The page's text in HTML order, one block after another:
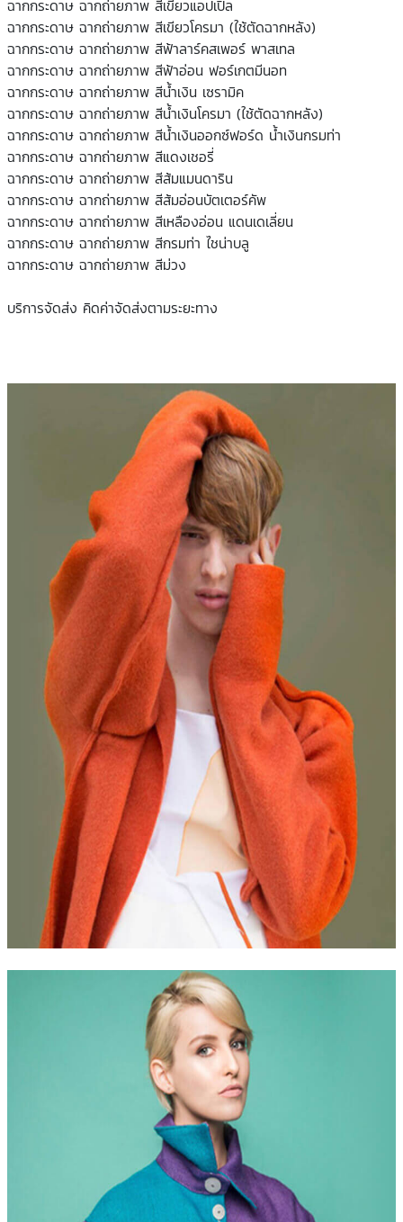
ฉากกระดาษ ฉากถ่ายภาพ สีเขียวแอปเปิ้ล
ฉากกระดาษ ฉากถ่ายภาพ สีเขียวโครมา (ใช้ตัดฉากหลัง)
ฉากกระดาษ ฉากถ่ายภาพ สีฟ้าลาร์คสเพอร์ พาสเทล
ฉากกระดาษ ฉากถ่ายภาพ สีฟ้าอ่อน ฟอร์เกตมีนอท
ฉากกระดาษ ฉากถ่ายภาพ สีน้ำเงิน เซรามิค
ฉากกระดาษ ฉากถ่ายภาพ สีน้ำเงินโครมา (ใช้ตัดฉากหลัง)
ฉากกระดาษ ฉากถ่ายภาพ สีน้ำเงินออกซ์ฟอร์ด น้ำเงินกรมท่า
ฉากกระดาษ ฉากถ่ายภาพ สีแดงเชอรี่
ฉากกระดาษ ฉากถ่ายภาพ สีส้มแมนดาริน
ฉากกระดาษ ฉากถ่ายภาพ สีส้มอ่อนบัตเตอร์คัพ
ฉากกระดาษ ฉากถ่ายภาพ สีเหลืองอ่อน แดนเดเลี่ยน
ฉากกระดาษ ฉากถ่ายภาพ สีกรมท่า ไชน่าบลู
ฉากกระดาษ ฉากถ่ายภาพ สีม่วง
บริการจัดส่ง คิดค่าจัดส่งตามระยะทาง